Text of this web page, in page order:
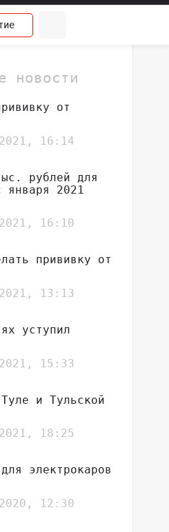
новости
от
16:14
рублей для
января 2021
16:10
прививку от
13:13
уступил
15:33
и Тульской
18:25
электрокаров
12:30